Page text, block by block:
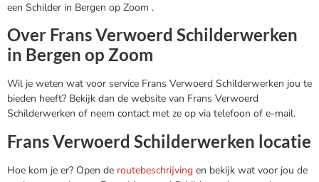
een Schilder in Bergen op Zoom .
Over Frans Verwoerd Schilderwerken
in Bergen op Zoom
Wil je weten wat voor service Frans Verwoerd Schilderwerken jou te
bieden heeft? Bekijk dan de website van Frans Verwoerd
Schilderwerken of neem contact met ze op via telefoon of e-mail.
Frans Verwoerd Schilderwerken locatie
Hoe kom je er? Open de routebeschrijving en bekijk wat voor jou de